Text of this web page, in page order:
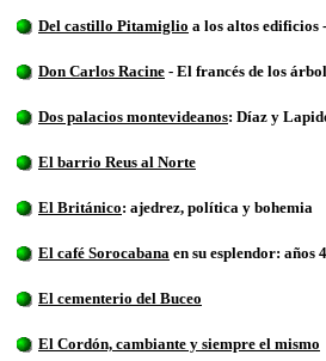
Del castillo Pitamiglio a los altos edificios
Don Carlos Racine - El francés de los
Dos palacios montevideanos: Díaz y
El barrio Reus al Norte
El Británico: ajedrez, política y bohemia
El café Sorocabana en su esplendor: años
El cementerio del Buceo
El Cordón, cambiante y siempre el mismo